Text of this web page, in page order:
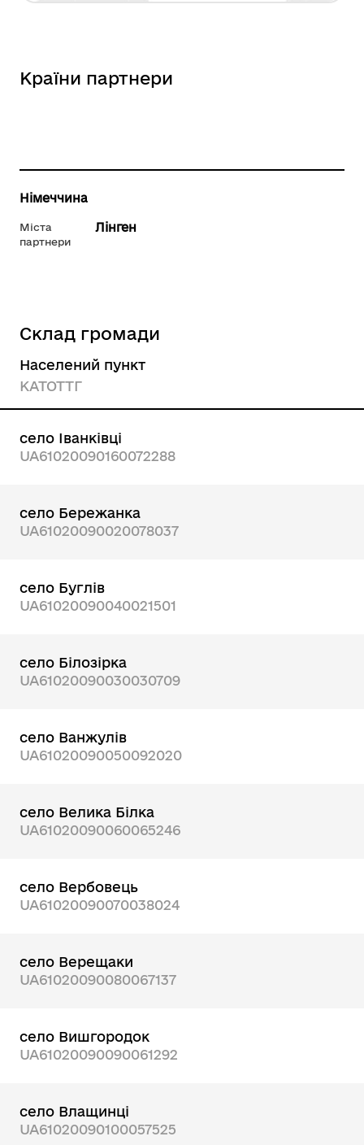
Країни партнери
Німеччина
Міста
партнери
Лінген
Склад громади
Населений пункт
КАТОТТГ
село Іванківці
UA61020090160072288
село Бережанка
UA61020090020078037
село Буглів
UA61020090040021501
село Білозірка
UA61020090030030709
село Ванжулів
UA61020090050092020
село Велика Білка
UA61020090060065246
село Вербовець
UA61020090070038024
село Верещаки
UA61020090080067137
село Вишгородок
UA61020090090061292
село Влащинці
UA61020090100057525